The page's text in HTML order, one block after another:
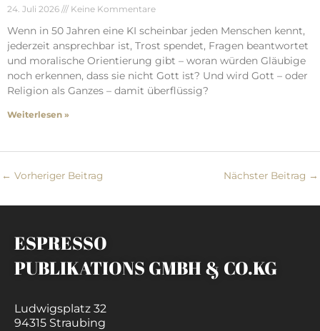
24. Juli 2026 Keine Kommentare
Wenn in 50 Jahren eine KI scheinbar jeden Menschen kennt,
jederzeit ansprechbar ist, Trost spendet, Fragen beantwortet
und moralische Orientierung gibt – woran würden Gläubige
noch erkennen, dass sie nicht Gott ist? Und wird Gott – oder
Religion als Ganzes – damit überflüssig?
Weiterlesen »
← Vorheriger Beitrag Nächster Beitrag →
ESPRESSO
PUBLIKATIONS GMBH & CO.KG
Ludwigsplatz 32
94315 Straubing